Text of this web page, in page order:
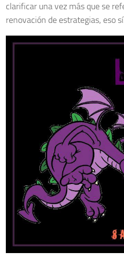
clarificar una vez más que se
renovación de estrategias, eso